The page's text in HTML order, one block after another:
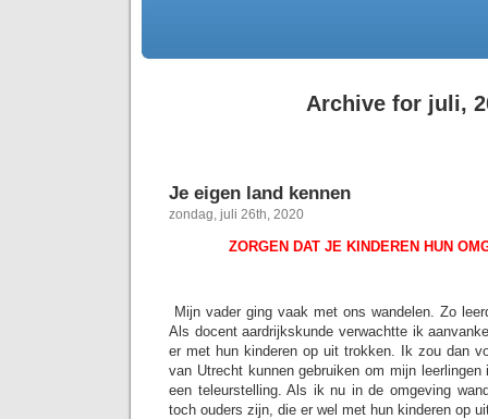
Archive for juli,
Je eigen land kennen
zondag, juli 26th, 2020
ZORGEN DAT JE KINDEREN HUN
Mijn vader ging vaak met ons wandelen. Zo
Als docent aardrijkskunde verwachtte ik
er met hun kinderen op uit trokken. Ik zou dan
van Utrecht kunnen gebruiken om mijn
een teleurstelling. Als ik nu in de omgeving
toch ouders zijn, die er wel met hun kinderen op